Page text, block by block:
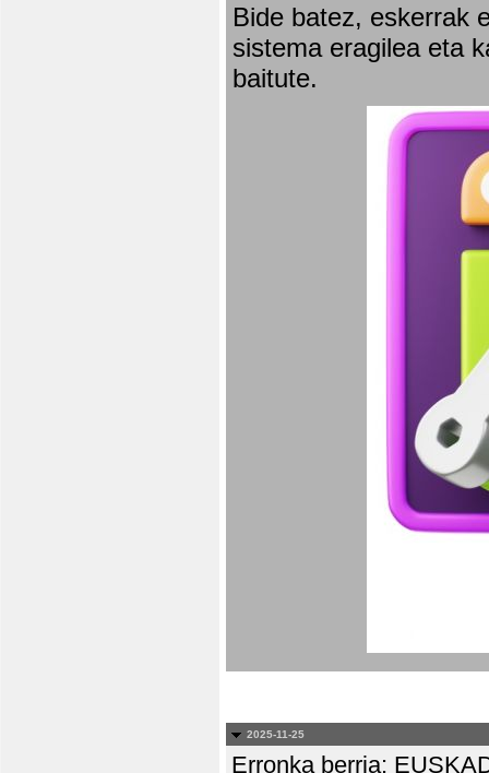
Bide batez, eskerrak
sistema eragilea eta
baitute.
2025-11-25
Erronka berria: